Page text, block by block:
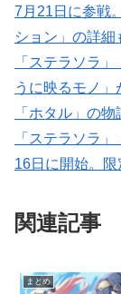
7月21日に参戦
ション」の詳細
「ステラソラ
うに映るモノ
「ホタル」の
「ステラソラ
16日に開始。
関連記事
まとめ